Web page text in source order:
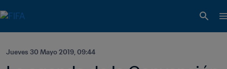
Jueves 30 Mayo 2019, 09:44